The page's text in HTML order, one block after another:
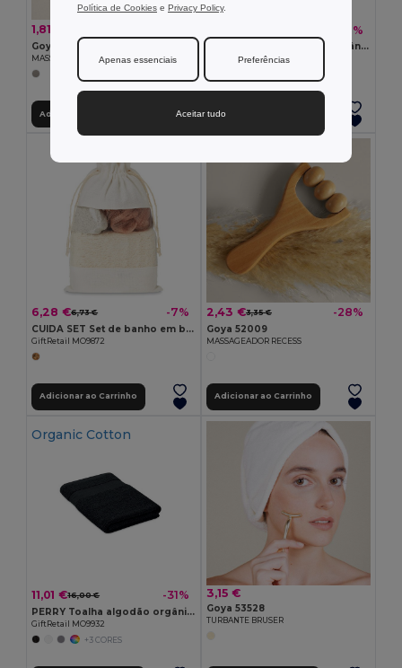
1,81 €
Goya 53533
MASSAGEADOR JOPI
Adicionar ao Carrinho
-47%
MERRY Toalha algodão orgânico 180x100
GiftRetail MO9933
Adicionar ao Carrinho
6,28 €6,73 € -7%
CUIDA SET Set de banho em bolsa algodão
GiftRetail MO9872
Adicionar ao Carrinho
2,43 €3,35 € -28%
Goya 52009
MASSAGEADOR RECESS
Adicionar ao Carrinho
Organic Cotton
11,01 €16,00 € -31%
PERRY Toalha algodão orgânico 140x70
GiftRetail MO9932
+3 CORES
3,15 €
Goya 53528
TURBANTE BRUSER
Política de Cookies e Privacy Policy.
Apenas essenciais Preferências
Aceitar tudo